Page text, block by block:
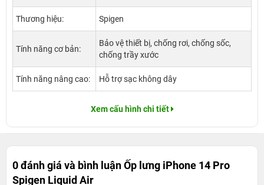
Thương hiệu: Spigen
Tính năng cơ bản:
Bảo vệ thiết bị, chống rơi, chống sốc,
chống trầy xước
Tính năng nâng cao: Hỗ trợ sạc không dây
Xem cấu hình chi tiết
0 đánh giá và bình luậnỐp lưng iPhone 14 Pro
Spigen Liquid Air